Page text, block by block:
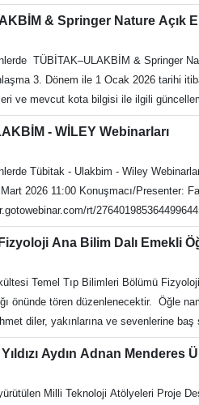
makale yayımlama kotasından
ilgili tüm dokümanlara EKUAL
Ayrıntılı Bilgi: AE Yayın Destek
Dergi Listesi: EKUAL Dergi Listesi (543
Fonlanan AE Dergi Listesi Yazarlar
anlaşma detaylarına ilişkin
Kütüphane Memnuniyet Anketi
& Springer Nature Açık
& Springer Nature Webinarı gerçekleştirilecektir.
3. Dönem ile 1 Ocak 2026 tarihi
ve mevcut kota bilgisi ile ilgili
1000 kişi ile sınırlı olduğundan bir
Erişim Anlaşması 2026-Webinar 3
Açık erişim yayımlama ile ilgili
anlaşmaya hangi kurumların
başlıklara değinilecektir. Buna ek
özel oturuma dahil edilecektir. Webinar
Access Publishing İçerik TÜBİTAK – ULAKBIM TA Agreement Overview Eligibility criteria/
- WİLEY Webinarları
Tübitak - Ulakbim - Wiley
2026 11:00 Konuşmacı/
2- Webinar Adı: Wiley ile Bilimsel Yayın Süreci: Makalenizi Başarıyla Nasıl Yayımlarsınız? (Yazar
Wiley Webinar Dili: Türkçe
3203269251519730014 3- Webinar Adı: TÜBİTAK ULAKBİM + WILEY Ücretsiz Açık Erişim
2026 14:00 Konusmaci: Duygu
+ WILEY Ücretsiz Açık Erişim Makale
register.gotowebinar.com/register/
(Yazar Çalıştayı) Tarih: 11 Mayıs
Türkçe Kayıt Linki: https://register.gotowebinar.com/
English Kayıt Linki: https://
Ana Bilim Dalı Emekli
Temel Tıp Bilimleri Bölümü
önünde tören düzenlenecektir. Öğle
diler, yakınlarına ve sevenlerine baş
Aydın Adnan Menderes
Milli Teknoloji Atölyeleri Proje